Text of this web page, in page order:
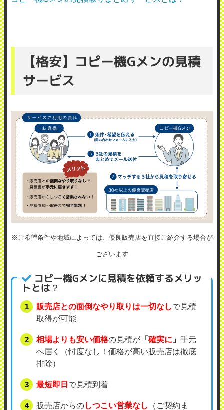
【格安】コピー機Gメンの見積
サービス
※ご希望条件や地域によっては、優良販売店を直接ご紹介する場合が
ございます
コピー機Gメンに見積を依頼するメリッ
トとは？
販売店との面倒なやり取りは一切なしで見積
取得が可能
相場よりも安い価格の見積が 「確実に 」 手元
へ届く（忖度なし！価格が高い販売店は徹底
排除）
最短即日で見積到着
販売店からのしつこい営業なし
（ご契約ま